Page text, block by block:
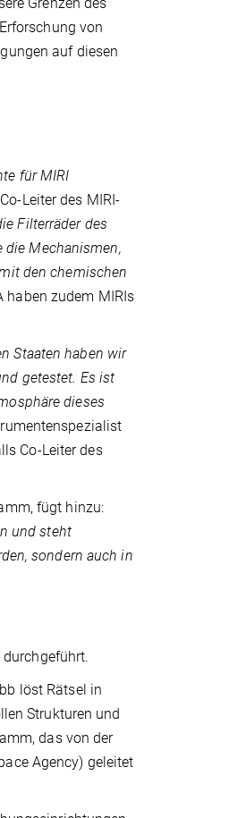
von
auf diesen
für MIRI
Leiter des MIRI-
Filterräder des
die Mechanismen,
den chemischen
haben zudem MIRIs
Staaten haben wir
getestet. Es ist
dieses
Co-Leiter des
fügt hinzu:
und steht
sondern auch in
durchgeführt.
löst Rätsel in
Strukturen und
das von der
Agency) geleitet